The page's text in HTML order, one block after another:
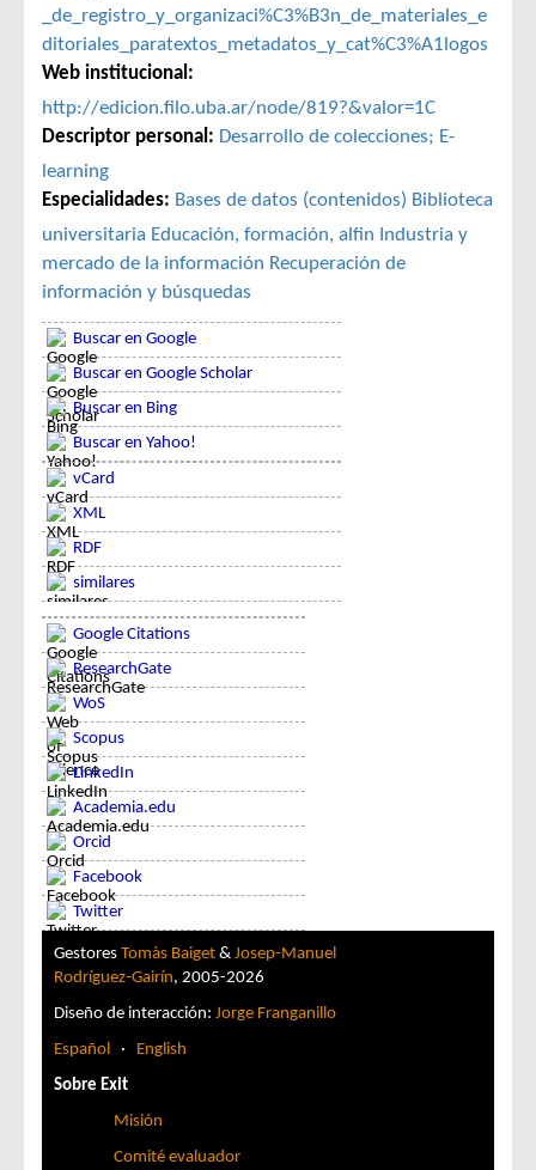
_de_registro_y_organizaci%C3%B3n_de_materiales_e
ditoriales_paratextos_metadatos_y_cat%C3%A1logos
Web institucional:
http://edicion.filo.uba.ar/node/819?&valor=1C
Descriptor personal: Desarrollo de colecciones; E-
learning
Especialidades: Bases de datos (contenidos) Biblioteca
universitaria Educación, formación, alfin Industria y
mercado de la información Recuperación de
información y búsquedas
Buscar en Google
Buscar en Google Scholar
Buscar en Bing
Buscar en Yahoo!
vCard
XML
RDF
similares
Google Citations
ResearchGate
WoS
Scopus
LinkedIn
Academia.edu
Orcid
Facebook
Twitter
Gestores Tomàs Baiget & Josep-Manuel
Rodríguez-Gairín, 2005-2026
Diseño de interacción: Jorge Franganillo
Español · English
Sobre Exit
Misión
Comité evaluador